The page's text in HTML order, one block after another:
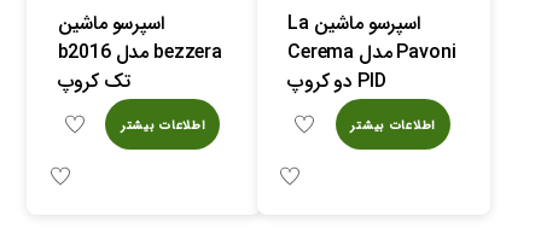
اسپرسو ماشین
bezzera مدل b2016
تک کروپ
اطلاعات بیشتر
اسپرسو ماشین La
Pavoni مدل Cerema
PID دو کروپ
اطلاعات بیشتر